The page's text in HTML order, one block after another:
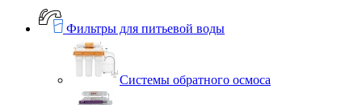
Фильтры для питьевой воды
Системы обратного осмоса